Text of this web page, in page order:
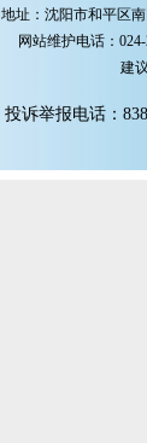
地址：沈阳市和平区
网站维护电话：
建
投诉举报电话：